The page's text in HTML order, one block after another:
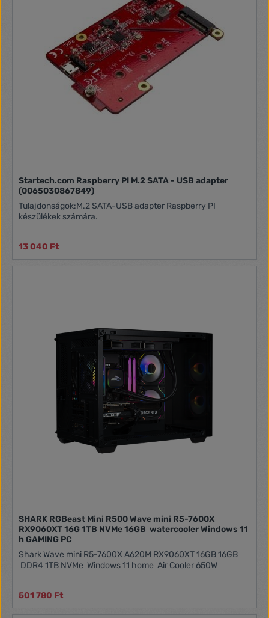
Startech.com Raspberry PI M.2 SATA - USB adapter
(0065030867849)
Tulajdonságok:M.2 SATA-USB adapter Raspberry PI
készülékek számára.
13 040 Ft
SHARK RGBeast Mini R500 Wave mini R5-7600X
RX9060XT 16G 1TB NVMe 16GB watercooler Windows 11
h GAMING PC
Shark Wave mini R5-7600X A620M RX9060XT 16GB 16GB
501 780 Ft